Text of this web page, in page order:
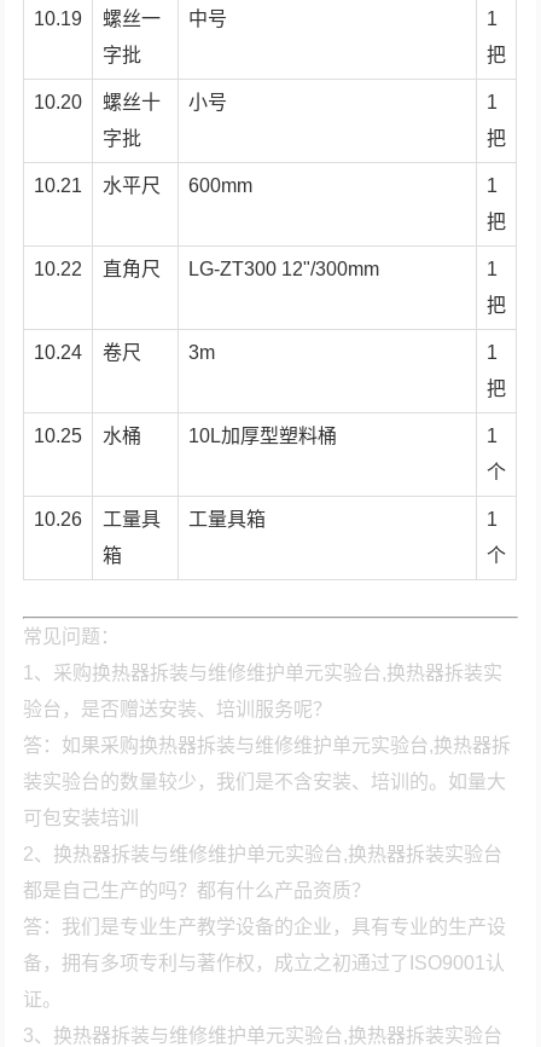
10.19
螺丝一
字批
中号
1
把
10.20
螺丝十
字批
小号
1
把
10.21 水平尺 600mm
1
把
10.22 直角尺 LG-ZT300 12"/300mm
1
把
10.24 卷尺 3m
1
把
10.25 水桶 10L加厚型塑料桶
1
个
10.26
工量具
箱
工量具箱
1
个
常见问题：
1、采购换热器拆装与维修维护单元实验台,换热器拆装实
验台，是否赠送安装、培训服务呢？
答：如果采购换热器拆装与维修维护单元实验台,换热器拆
装实验台的数量较少，我们是不含安装、培训的。如量大
可包安装培训
2、换热器拆装与维修维护单元实验台,换热器拆装实验台
都是自己生产的吗？都有什么产品资质？
答：我们是专业生产教学设备的企业，具有专业的生产设
备，拥有多项专利与著作权，成立之初通过了ISO9001认
证。
3、换热器拆装与维修维护单元实验台,换热器拆装实验台